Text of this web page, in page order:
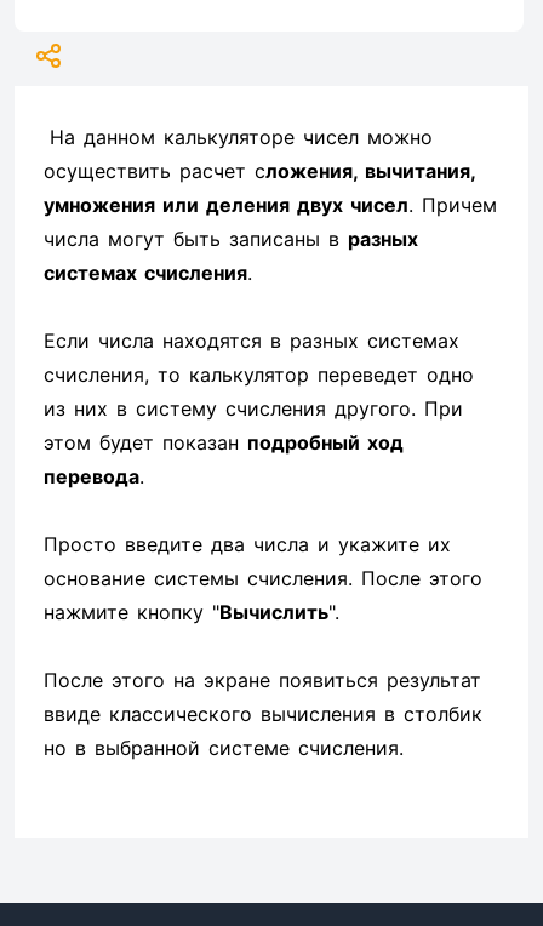
На данном калькуляторе чисел можно
осуществить расчет сложения, вычитания,
умножения или деления двух чисел. Причем
числа могут быть записаны в разных
системах счисления.
Если числа находятся в разных системах
счисления, то калькулятор переведет одно
из них в систему счисления другого. При
этом будет показан подробный ход
перевода.
Просто введите два числа и укажите их
основание системы счисления. После этого
нажмите кнопку "Вычислить".
После этого на экране появиться результат
ввиде классического вычисления в столбик
но в выбранной системе счисления.